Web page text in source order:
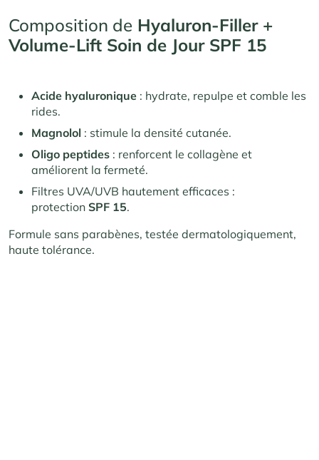
Composition de Hyaluron-Filler +
Volume-Lift Soin de Jour SPF 15
Acide hyaluronique : hydrate, repulpe et comble les
rides.
Magnolol : stimule la densité cutanée.
Oligo peptides : renforcent le collagène et
améliorent la fermeté.
Filtres UVA/UVB hautement efficaces :
protection SPF 15.
Formule sans parabènes, testée dermatologiquement,
haute tolérance.